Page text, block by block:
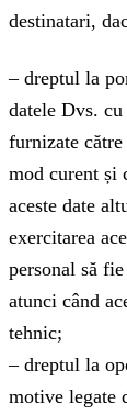
destinatari,
– dreptul la
datele Dvs. cu
furnizate
mod curent și
aceste date
exercitarea
personal să
atunci când
tehnic;
– dreptul la
motive legate